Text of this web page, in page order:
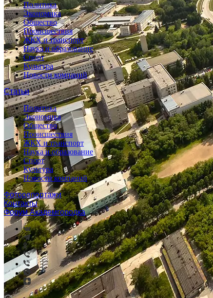
Политика
Экономика
Общество
Происшествия
ЖКХ и транспорт
Наука и образование
Спорт
Культура
Новости компаний
Статьи
Политика
Экономика
Общество
Происшествия
ЖКХ и транспорт
Наука и образование
Спорт
Культура
Новости компаний
Фоторепортажи
Контакты
Форум Академгородка